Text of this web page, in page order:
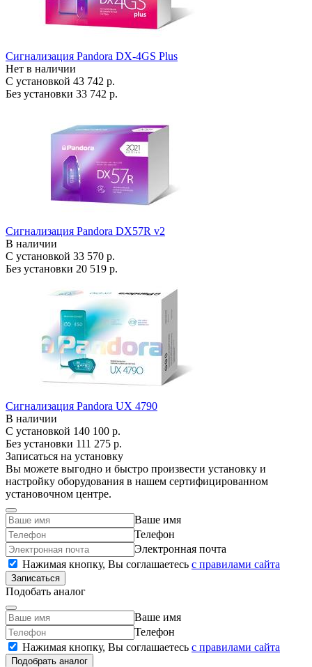
Сигнализация Pandora DX-4GS Plus
Нет в наличии
С установкой 43 742 р.
Без установки 33 742 р.
Сигнализация Pandora DX57R v2
В наличии
С установкой 33 570 р.
Без установки 20 519 р.
Сигнализация Pandora UX 4790
В наличии
С установкой 140 100 р.
Без установки 111 275 р.
Записаться на установку
Вы можете выгодно и быстро произвести установку и
настройку оборудования в нашем сертифицированном
установочном центре.
Ваше имя
Телефон
Электронная почта
Нажимая кнопку, Вы соглашаетесь c правилами сайта
Записаться
Подобать аналог
Ваше имя
Телефон
Нажимая кнопку, Вы соглашаетесь c правилами сайта
Подобрать аналог